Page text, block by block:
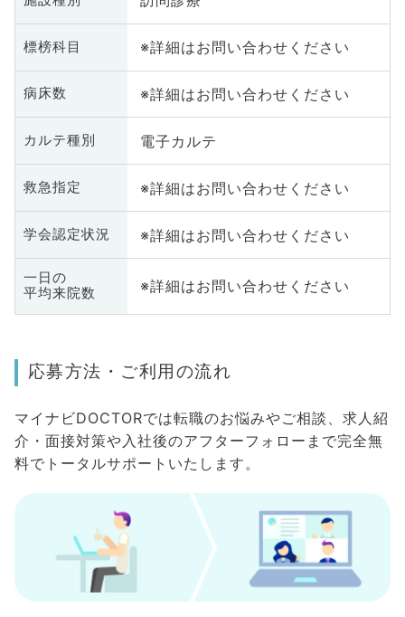
標榜科目 ※詳細はお問い合わせください
病床数 ※詳細はお問い合わせください
カルテ種別 電子カルテ
救急指定 ※詳細はお問い合わせください
学会認定状況 ※詳細はお問い合わせください
一日の
平均来院数
※詳細はお問い合わせください
応募方法・ご利用の流れ
マイナビDOCTORでは転職のお悩みやご相談、求人紹
介・面接対策や入社後のアフターフォローまで完全無
料でトータルサポートいたします。